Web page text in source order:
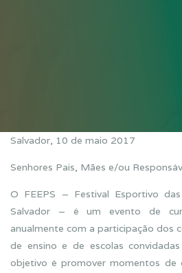
Salvador, 10 de maio 2017
Senhores Pais, Mães e/ou
O FEEPS – Festival Esportivo
Salvador – é um evento de
anualmente com a participação dos
de ensino e de escolas
objetivo é promover momentos de